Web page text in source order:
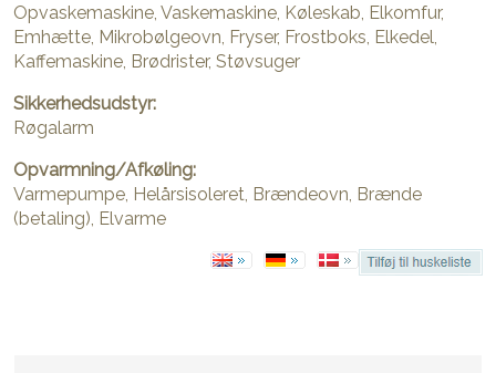
Opvaskemaskine, Vaskemaskine, Køleskab, Elkomfur,
Emhætte, Mikrobølgeovn, Fryser, Frostboks, Elkedel,
Kaffemaskine, Brødrister, Støvsuger
Sikkerhedsudstyr:
Røgalarm
Opvarmning/Afkøling:
Varmepumpe, Helårsisoleret, Brændeovn, Brænde
(betaling), Elvarme